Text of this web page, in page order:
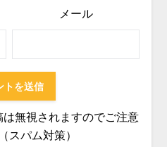
メール
無視されますのでご注意
スパム対策）